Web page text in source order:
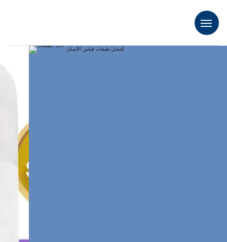
أفضل طبعات قياس الأسنان